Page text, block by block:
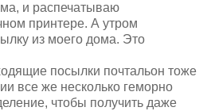
и распечатываю
принтере. А утром
из моего дома. Это
посылки почтальон тоже
все же несколько геморно
чтобы получить даже